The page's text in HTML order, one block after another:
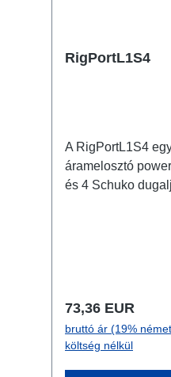
RigPortL1S4
A RigPortL1S4
áramelosztó
és 4 Schuko
feltűnésmentes,
elosztóként irodák
termek számára is Csatlakozók: 1x
Normál ár:
73,36 EUR
bruttó ár (19%
költség nélkül